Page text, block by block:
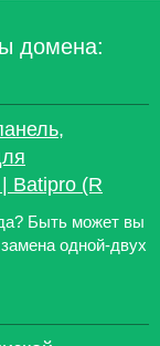
домена:
Batipro (R
Быть может вы
одной-двух